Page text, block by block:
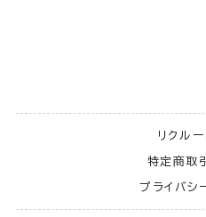
リクル
特定商取
プライバシ